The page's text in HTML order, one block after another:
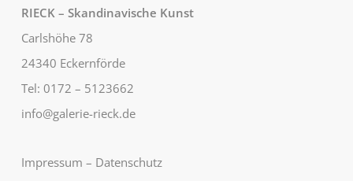
RIECK – Skandinavische Kunst
Carlshöhe 78
24340 Eckernförde
Tel: 0172 – 5123662
info@galerie-rieck.de
Impressum – Datenschutz